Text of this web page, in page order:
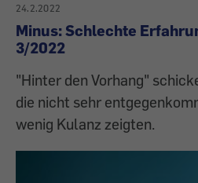
24.2.2022
Minus: Schlechte
3/2022
"Hinter den Vorhang"
die nicht sehr
wenig Kulanz zeigten.